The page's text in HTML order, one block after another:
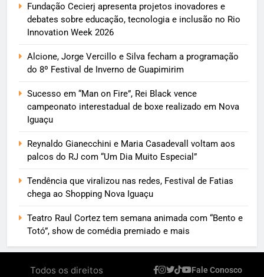
Fundação Cecierj apresenta projetos inovadores e
debates sobre educação, tecnologia e inclusão no Rio
Innovation Week 2026
Alcione, Jorge Vercillo e Silva fecham a programação
do 8º Festival de Inverno de Guapimirim
Sucesso em “Man on Fire”, Rei Black vence
campeonato interestadual de boxe realizado em Nova
Iguaçu
Reynaldo Gianecchini e Maria Casadevall voltam aos
palcos do RJ com “Um Dia Muito Especial”
Tendência que viralizou nas redes, Festival de Fatias
chega ao Shopping Nova Iguaçu
Teatro Raul Cortez tem semana animada com “Bento e
Totó”, show de comédia premiado e mais
Todos os direitos Fale Conosco